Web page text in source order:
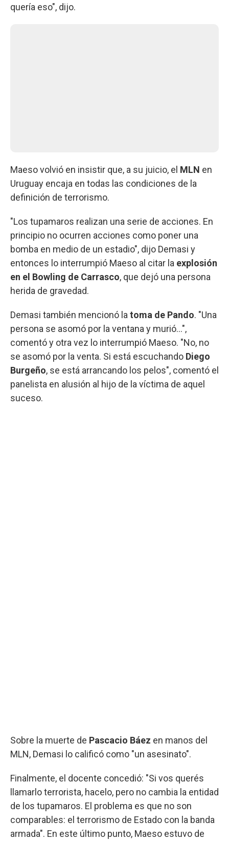
quería eso", dijo.
Maeso volvió en insistir que, a su juicio, el MLN en
Uruguay encaja en todas las condiciones de la
definición de terrorismo.
"Los tupamaros realizan una serie de acciones. En
principio no ocurren acciones como poner una
bomba en medio de un estadio", dijo Demasi y
entonces lo interrumpió Maeso al citar la explosión
en el Bowling de Carrasco, que dejó una persona
herida de gravedad.
Demasi también mencionó la toma de Pando. "Una
persona se asomó por la ventana y murió...",
comentó y otra vez lo interrumpió Maeso. "No, no
se asomó por la venta. Si está escuchando Diego
Burgeño, se está arrancando los pelos", comentó el
panelista en alusión al hijo de la víctima de aquel
suceso.
Sobre la muerte de Pascacio Báez en manos del
MLN, Demasi lo calificó como "un asesinato".
Finalmente, el docente concedió: "Si vos querés
llamarlo terrorista, hacelo, pero no cambia la entidad
de los tupamaros. El problema es que no son
comparables: el terrorismo de Estado con la banda
armada". En este último punto, Maeso estuvo de